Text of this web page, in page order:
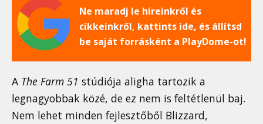
Ne maradj le híreinkről és
cikkeinkről, kattints ide, és állítsd
be saját forrásként a PlayDome-ot!
A The Farm 51 stúdiója aligha tartozik a
legnagyobbak közé, de ez nem is feltétlenül baj.
Nem lehet minden fejlesztőből Blizzard,